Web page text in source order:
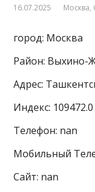
16.07.2025 Москва,
город: Москва
Район: Выхино-
Адрес:
Индекс: 109472.0
Телефон: nan
Мобильный
Сайт: nan